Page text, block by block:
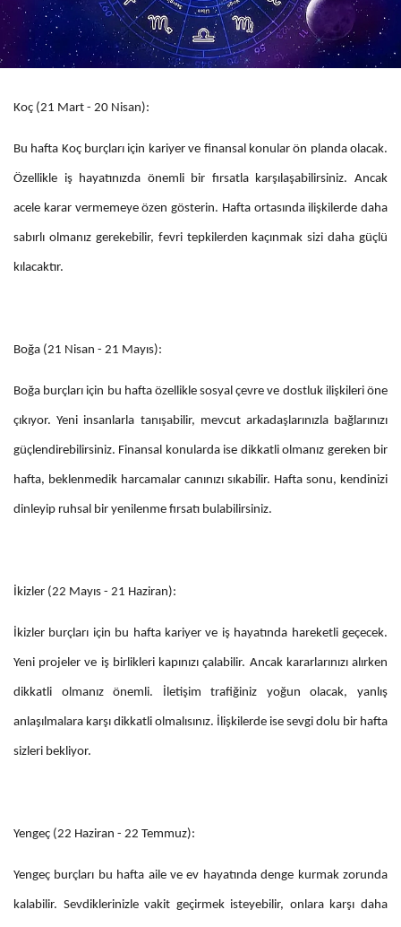
Koç (21 Mart - 20 Nisan):
Bu hafta Koç burçları için kariyer ve finansal konular ön planda olacak.
Özellikle iş hayatınızda önemli bir fırsatla karşılaşabilirsiniz. Ancak
acele karar vermemeye özen gösterin. Hafta ortasında ilişkilerde daha
sabırlı olmanız gerekebilir, fevri tepkilerden kaçınmak sizi daha güçlü
kılacaktır.
Boğa (21 Nisan - 21 Mayıs):
Boğa burçları için bu hafta özellikle sosyal çevre ve dostluk ilişkileri öne
çıkıyor. Yeni insanlarla tanışabilir, mevcut arkadaşlarınızla bağlarınızı
güçlendirebilirsiniz. Finansal konularda ise dikkatli olmanız gereken bir
hafta, beklenmedik harcamalar canınızı sıkabilir. Hafta sonu, kendinizi
dinleyip ruhsal bir yenilenme fırsatı bulabilirsiniz.
İkizler (22 Mayıs - 21 Haziran):
İkizler burçları için bu hafta kariyer ve iş hayatında hareketli geçecek.
Yeni projeler ve iş birlikleri kapınızı çalabilir. Ancak kararlarınızı alırken
dikkatli olmanız önemli. İletişim trafiğiniz yoğun olacak, yanlış
anlaşılmalara karşı dikkatli olmalısınız. İlişkilerde ise sevgi dolu bir hafta
sizleri bekliyor.
Yengeç (22 Haziran - 22 Temmuz):
Yengeç burçları bu hafta aile ve ev hayatında denge kurmak zorunda
kalabilir. Sevdiklerinizle vakit geçirmek isteyebilir, onlara karşı daha